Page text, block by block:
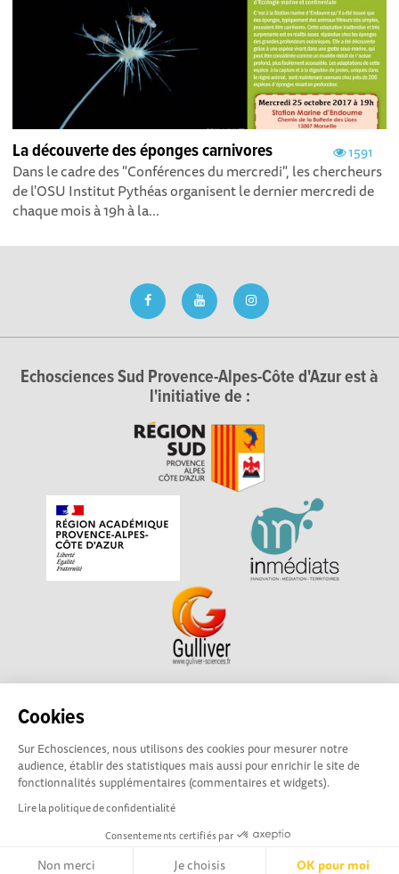
Cookies
Sur Echosciences, nous utilisons des cookies pour mesurer notre
audience, établir des statistiques mais aussi pour enrichir le site de
fonctionnalités supplémentaires (commentaires et widgets).
Lire la politique de confidentialité
Consentements certifiés par
Non merci Je choisis OK pour moi
1591
La découverte des éponges carnivores
Dans le cadre des "Conférences du mercredi", les chercheurs
de l'OSU Institut Pythéas organisent le dernier mercredi de
chaque mois à 19h à la...
Echosciences Sud Provence-Alpes-Côte d'Azur est à
l'initiative de :
Echosciences Sud Provence-Alpes-Côte d'Azur est à
académique pour la Recherche et l'Innovation Provence-
Alpes-Côte d'Azur. La plateforme est mise en oeuvre pour
vous parGulliver
Mentions légales|Politique de confidentialité
Ligne éditoriale